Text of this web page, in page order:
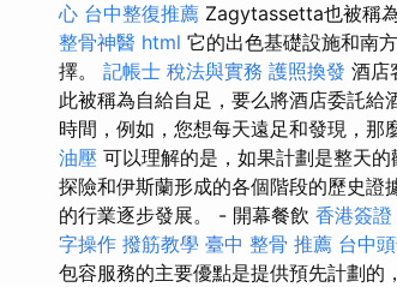
心 台中整復推薦 Zagytassetta也被稱
整骨神醫 html 它的出色基礎設施和南
擇。 記帳士 稅法與實務 護照換發 酒店
此被稱為自給自足，要么將酒店委託給
時間，例如，您想每天遠足和發現，那
油壓 可以理解的是，如果計劃是整天
探險和伊斯蘭形成的各個階段的歷史
的行業逐步發展。 - 開幕餐飲 香港簽
字操作 撥筋教學 臺中 整骨 推薦 台中
包容服務的主要優點是提供預先計劃的